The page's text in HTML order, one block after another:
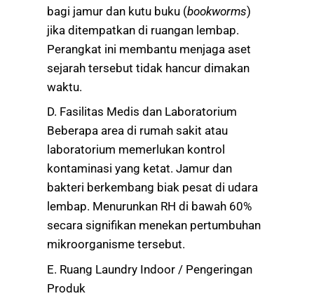
bagi jamur dan kutu buku (bookworms)
jika ditempatkan di ruangan lembap.
Perangkat ini membantu menjaga aset
sejarah tersebut tidak hancur dimakan
waktu.
D. Fasilitas Medis dan Laboratorium
Beberapa area di rumah sakit atau
laboratorium memerlukan kontrol
kontaminasi yang ketat. Jamur dan
bakteri berkembang biak pesat di udara
lembap. Menurunkan RH di bawah 60%
secara signifikan menekan pertumbuhan
mikroorganisme tersebut.
E. Ruang Laundry Indoor / Pengeringan
Produk